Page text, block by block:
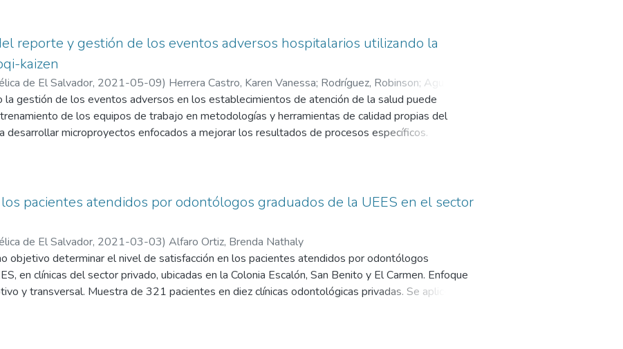
cuantitativo de tipo correlacional; se sometieron los datos al análisis estadístico descriptivo e
la técnica de comprobación de hipótesis a un diseño estadístico para extraer las conclusiones y dar
planteados. El estado nutricional de malnutrición estuvo presente en casi 76 % de la
la relación de las variables por medio de Chi cuadrado se determinó, según significancia
de escolaridad y ocupación si mantienen relación con el estado nutricional. Por otro lado, al
de las variables sociodemográficas se estableció que tener menor edad y no tener riesgo
para desarrollar malnutrición por déficit, ser hombre representa 1.6 veces más riesgo y
1.7 veces más riesgo de desarrollar malnutrición por déficit. Es preciso crear
nutricional que describan las variables socio demográficas para orientar las estrategias de
reporte y gestión de los eventos adversos hospitalarios utilizando la
kaizen
de El Salvador, 2021-05-09) Herrera Castro, Karen Vanessa; Rodríguez, Robinson; Aguilar
la gestión de los eventos adversos en los establecimientos de atención de la salud puede
de los equipos de trabajo en metodologías y herramientas de calidad propias del
desarrollar microproyectos enfocados a mejorar los resultados de procesos específicos.
la cultura de calidad de las instituciones y la seguridad de los pacientes.
pacientes atendidos por odontólogos graduados de la UEES en el sector
de El Salvador, 2021-03-03) Alfaro Ortiz, Brenda Nathaly
objetivo determinar el nivel de satisfacción en los pacientes atendidos por odontólogos
en clínicas del sector privado, ubicadas en la Colonia Escalón, San Benito y El Carmen. Enfoque
y transversal. Muestra de 321 pacientes en diez clínicas odontológicas privadas. Se aplicó un
por cuotas. Técnica para la recopilación de la información fue la encuesta con escala
equipos de apariencia moderna y la poca publicidad de algunas clínicas. La